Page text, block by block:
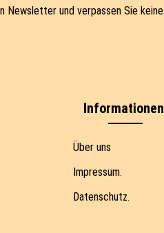
Newsletter und verpassen Sie
Über uns
Impressum.
Datenschutz.